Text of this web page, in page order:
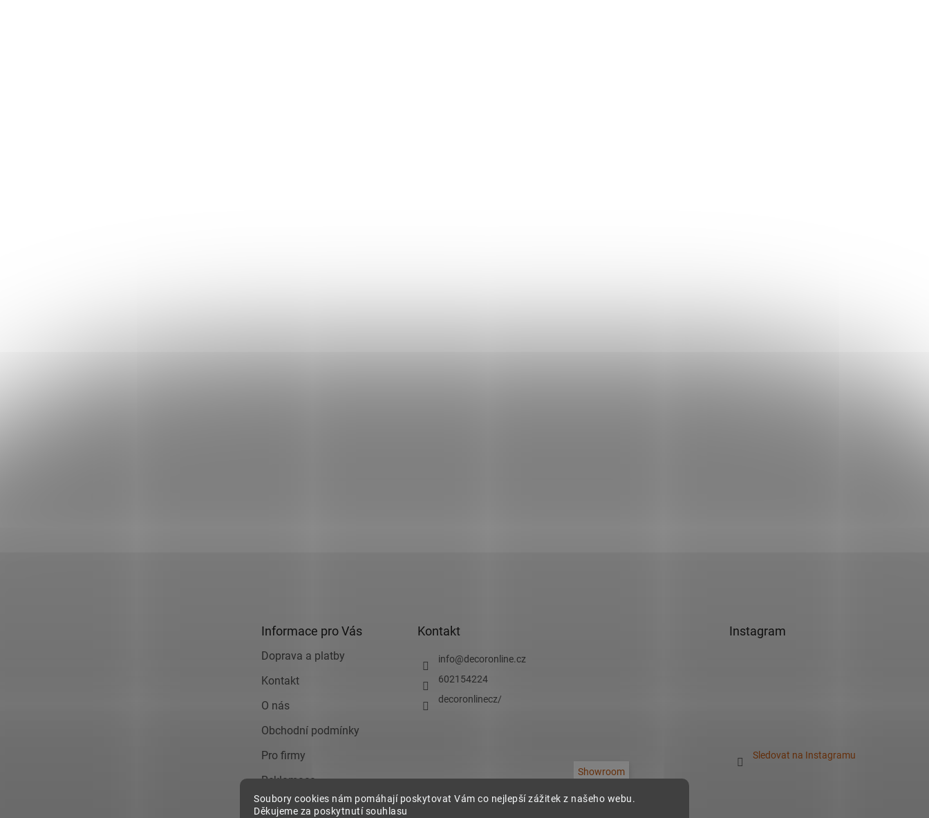
Soubory cookies nám pomáhají poskytovat Vám co nejlepší zážitek z našeho webu.
Děkujeme za poskytnutí souhlasu
Informace pro Vás
Doprava a platby
Kontakt
O nás
Obchodní podmínky
Pro firmy
Reklamace
Zásady ochrany osobních
Kontakt
info@decoronline.cz
602154224
decoronlinecz/
Showroom
Instagram
Sledovat na Instagramu